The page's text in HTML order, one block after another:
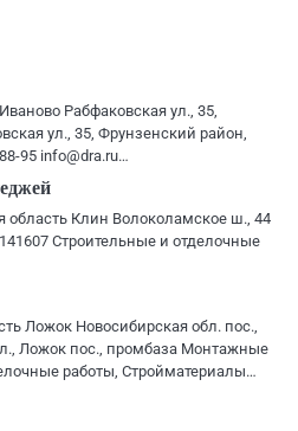
Рабфаковская ул., 35,
ул., 35, Фрунзенский район,
95 info@dra.ru…
область Клин Волоколамское ш., 44
Строительные и отделочные
Ложок Новосибирская обл. пос.,
Ложок пос., промбаза Монтажные
работы, Стройматериалы…